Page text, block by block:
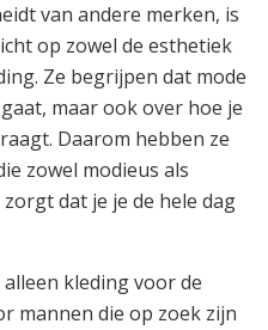
van andere merken, is
op zowel de esthetiek
Ze begrijpen dat mode
maar ook over hoe je
Daarom hebben ze
zowel modieus als
dat je je de hele dag
kleding voor de
mannen die op zoek zijn